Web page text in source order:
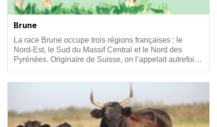
Brune
Résumé
La race Brune occupe trois régions françaises : le
Nord-Est, le Sud du Massif Central et le Nord des
Pyrénées. Originaire de Suisse, on l’appelait autrefoi…